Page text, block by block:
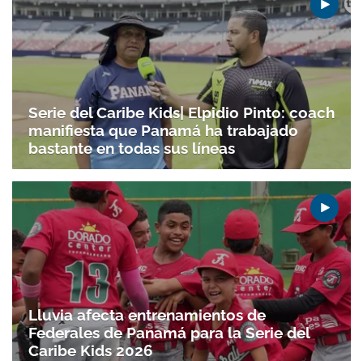
Serie del Caribe Kids| Elpidio Pinto: coach
manifiesta que Panamá ha trabajado
bastante en todas sus líneas
Lluvia afecta entrenamientos de
Federales de Panamá para la Serie del
Caribe Kids 2026